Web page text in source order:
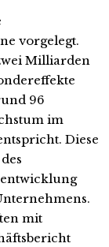
vorgelegt.
Milliarden
96
im
Diese
mit